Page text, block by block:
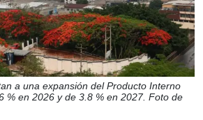
a una expansión del Producto Interno
% en 2026 y de 3.8 % en 2027. Foto de